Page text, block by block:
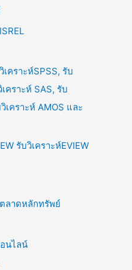
คราะห์SPSS, รับ
คราะห์ SAS, รับ
เคราะห์ AMOS และ
รับวิเคราะห์EVIEW
ลาดหลักทรัพย์
นไลน์